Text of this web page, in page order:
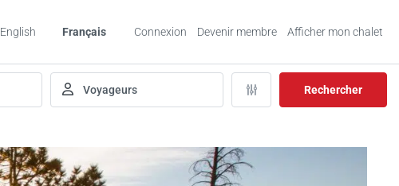
English Français Connexion Devenir membre Afficher mon chalet
Rechercher